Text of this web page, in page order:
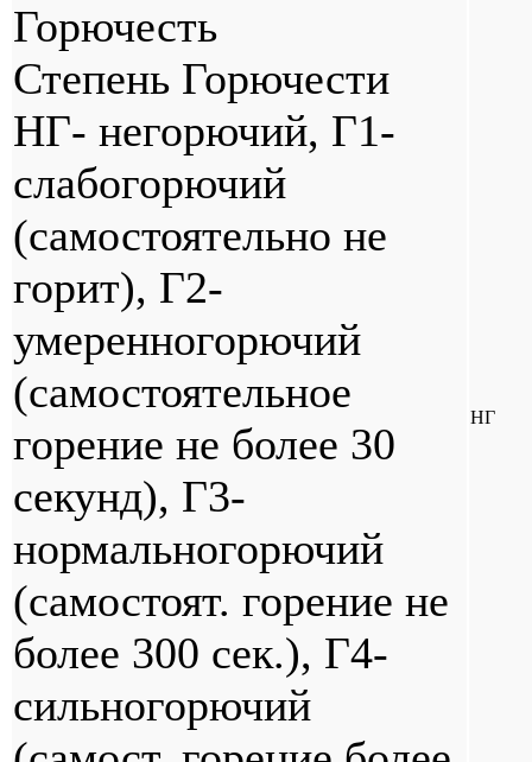
Горючесть
Степень Горючести
НГ- негорючий, Г1-
слабогорючий
(самостоятельно не
горит), Г2-
умеренногорючий
(самостоятельное
горение не более 30
секунд), Г3-
нормальногорючий
(самостоят. горение не
более 300 сек.), Г4-
сильногорючий
НГ